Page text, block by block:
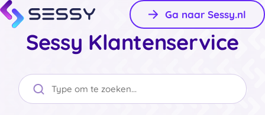
Ga naar Sessy.nl
Sessy Klantenservice